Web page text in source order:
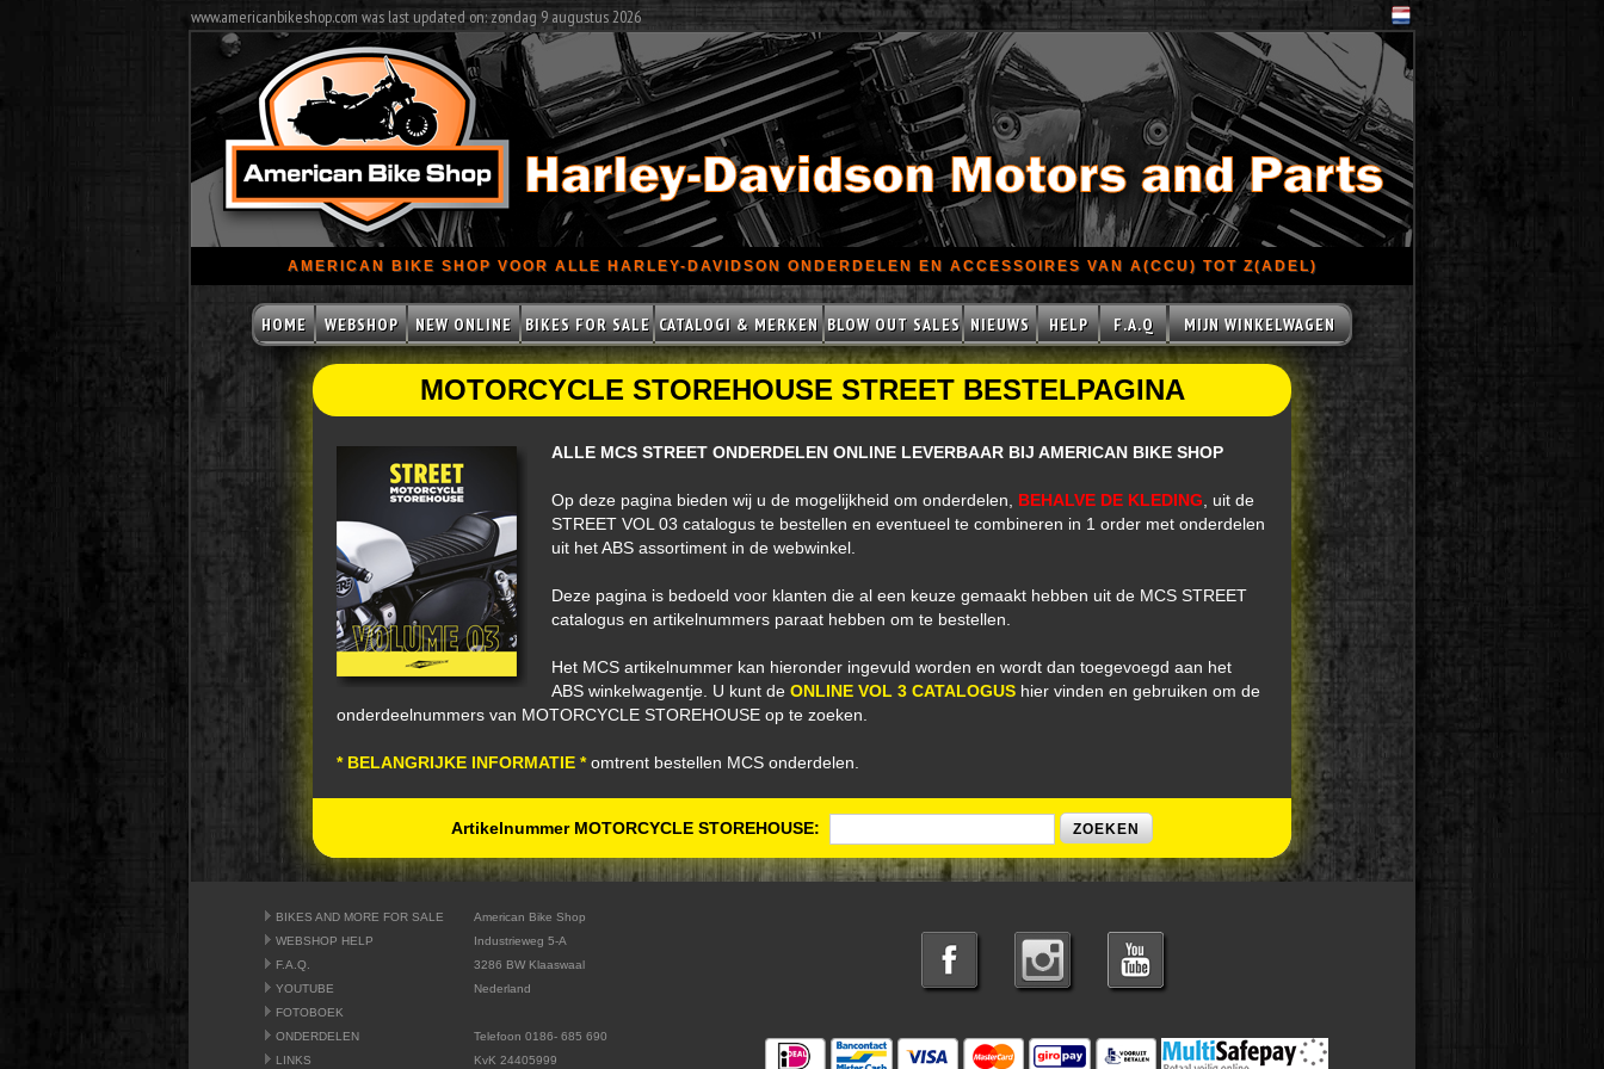
www.americanbikeshop.com was last updated on: zondag 9 augustus 2026
AMERICAN BIKE SHOP VOOR ALLE HARLEY-DAVIDSON ONDERDELEN EN ACCESSOIRES VAN A(CCU) TOT Z(ADEL)
HOME WEBSHOP NEW ONLINE BIKES FOR SALE CATALOGI & MERKEN BLOW OUT SALES NIEUWS HELP F.A.Q MIJN WINKELWAGEN
MOTORCYCLE STOREHOUSE STREET BESTELPAGINA
ALLE MCS STREET ONDERDELEN ONLINE LEVERBAAR BIJ AMERICAN BIKE SHOP
Op deze pagina bieden wij u de mogelijkheid om onderdelen, BEHALVE DE KLEDING , uit de
STREET VOL 03 catalogus te bestellen en eventueel te combineren in 1 order met onderdelen
uit het ABS assortiment in de webwinkel.
Deze pagina is bedoeld voor klanten die al een keuze gemaakt hebben uit de MCS STREET
catalogus en artikelnummers paraat hebben om te bestellen.
Het MCS artikelnummer kan hieronder ingevuld worden en wordt dan toegevoegd aan het
ABS winkelwagentje. U kunt deONLINE VOL 3 CATALOGUS hier vinden en gebruiken om de
onderdeelnummers van MOTORCYCLE STOREHOUSE op te zoeken.
* BELANGRIJKE INFORMATIE *omtrent bestellen MCS onderdelen.
Artikelnummer MOTORCYCLE STOREHOUSE:
BIKES AND MORE FOR SALE
WEBSHOP HELP
F.A.Q.
YOUTUBE
FOTOBOEK
ONDERDELEN
LINKS
American Bike Shop
Industrieweg 5-A
3286 BW Klaaswaal
Nederland
Telefoon 0186- 685 690
KvK 24405999